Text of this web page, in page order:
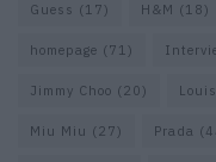
Guess (17) H&M (18)
homepage (71)
Jimmy Choo (20)
Miu Miu (27) Prada